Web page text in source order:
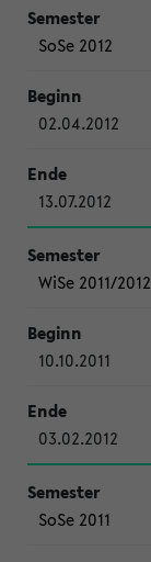
SoSe 2012
02.04.2012
13.07.2012
WiSe 2011/2012
10.10.2011
03.02.2012
SoSe 2011